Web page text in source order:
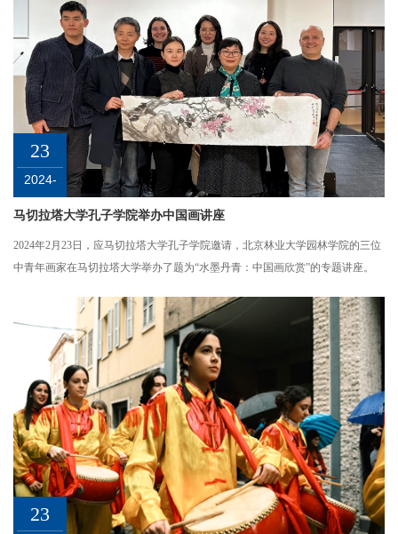
23
2024-
马切拉塔大学孔子学院举办中国画讲座
2024年2月23日，应马切拉塔大学孔子学院邀请，北京林业大学园林学院的三位
中青年画家在马切拉塔大学举办了题为“水墨丹青：中国画欣赏”的专题讲座。
23